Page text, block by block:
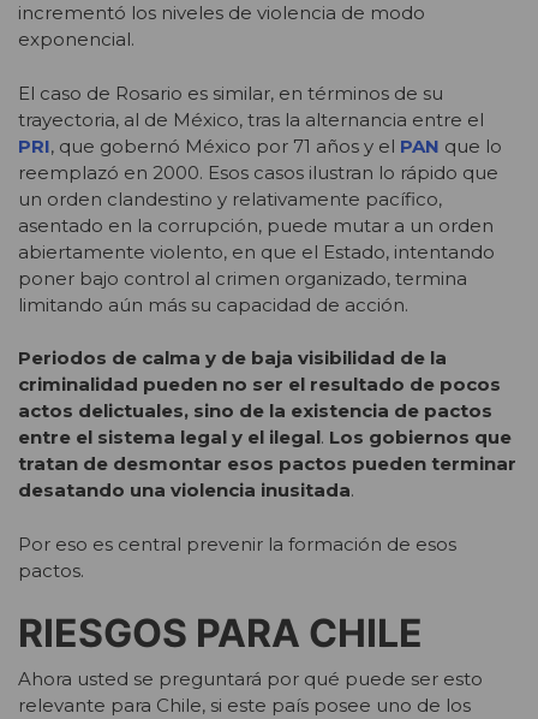
incrementó los niveles de violencia de modo
exponencial.
El caso de Rosario es similar, en términos de su
trayectoria, al de México, tras la alternancia entre el
PRI, que gobernó México por 71 años y el PAN que lo
reemplazó en 2000. Esos casos ilustran lo rápido que
un orden clandestino y relativamente pacífico,
asentado en la corrupción, puede mutar a un orden
abiertamente violento, en que el Estado, intentando
poner bajo control al crimen organizado, termina
limitando aún más su capacidad de acción.
Periodos de calma y de baja visibilidad de la
criminalidad pueden no ser el resultado de pocos
actos delictuales, sino de la existencia de pactos
entre el sistema legal y el ilegal. Los gobiernos que
tratan de desmontar esos pactos pueden terminar
desatando una violencia inusitada.
Por eso es central prevenir la formación de esos
pactos.
RIESGOS PARA CHILE
Ahora usted se preguntará por qué puede ser esto
relevante para Chile, si este país posee uno de los